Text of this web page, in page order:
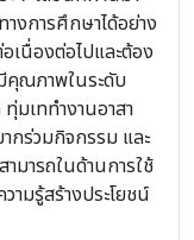
งการศึกษาได้อย่าง
นื่องต่อไปและต้อง
คุณภาพในระดับ
มเททำงานอาสา
กร่วมกิจกรรม และ
มารถในด้านการใช้
มรู้สร้างประโยชน์